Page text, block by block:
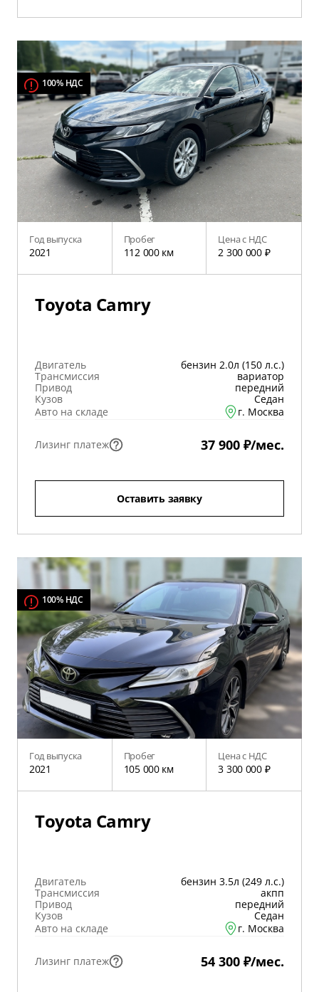
100% НДС
Год выпуска
2021
Пробег
112 000 км
Цена с НДС
2 300 000 ₽
Toyota Camry
Двигатель
бензин 2.0л (150 л.с.)
Трансмиссия
вариатор
Привод
передний
Кузов
Седан
Авто на складе
г. Москва
Лизинг платеж 37 900 ₽/мес.
Оставить заявку
100% НДС
Год выпуска
2021
Пробег
105 000 км
Цена с НДС
3 300 000 ₽
Toyota Camry
Двигатель
бензин 3.5л (249 л.с.)
Трансмиссия
акпп
Привод
передний
Кузов
Седан
Авто на складе
г. Москва
Лизинг платеж 54 300 ₽/мес.